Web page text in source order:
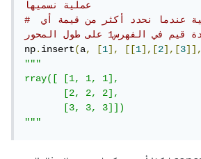
# الآن لاحظ حالة ثانية عندما نحدد أكثر من قيمة أي
np.insert(a, [1], [[1],[2],[3]],
"""
rray([ [1, 1, 1],
"""